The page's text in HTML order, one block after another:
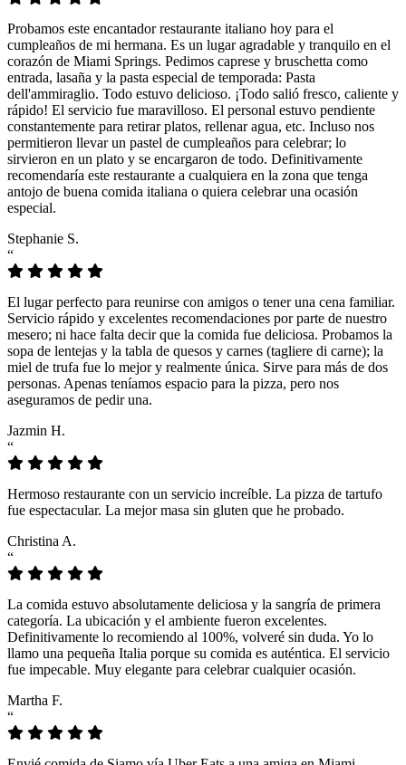
Probamos este encantador restaurante italiano hoy para el
cumpleaños de mi hermana. Es un lugar agradable y tranquilo en el
corazón de Miami Springs. Pedimos caprese y bruschetta como
entrada, lasaña y la pasta especial de temporada: Pasta
dell'ammiraglio. Todo estuvo delicioso. ¡Todo salió fresco, caliente y
rápido! El servicio fue maravilloso. El personal estuvo pendiente
constantemente para retirar platos, rellenar agua, etc. Incluso nos
permitieron llevar un pastel de cumpleaños para celebrar; lo
sirvieron en un plato y se encargaron de todo. Definitivamente
recomendaría este restaurante a cualquiera en la zona que tenga
antojo de buena comida italiana o quiera celebrar una ocasión
especial.
Stephanie S.
“
El lugar perfecto para reunirse con amigos o tener una cena familiar.
Servicio rápido y excelentes recomendaciones por parte de nuestro
mesero; ni hace falta decir que la comida fue deliciosa. Probamos la
sopa de lentejas y la tabla de quesos y carnes (tagliere di carne); la
miel de trufa fue lo mejor y realmente única. Sirve para más de dos
personas. Apenas teníamos espacio para la pizza, pero nos
aseguramos de pedir una.
Jazmin H.
“
Hermoso restaurante con un servicio increíble. La pizza de tartufo
fue espectacular. La mejor masa sin gluten que he probado.
Christina A.
“
La comida estuvo absolutamente deliciosa y la sangría de primera
categoría. La ubicación y el ambiente fueron excelentes.
Definitivamente lo recomiendo al 100%, volveré sin duda. Yo lo
llamo una pequeña Italia porque su comida es auténtica. El servicio
fue impecable. Muy elegante para celebrar cualquier ocasión.
Martha F.
“